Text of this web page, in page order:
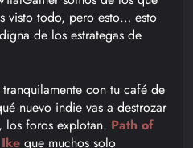
visto todo, pero esto… esto
de los estrategas de
con tu café de
nuevo indie vas a destrozar
los foros explotan. Path of
Ike que muchos solo